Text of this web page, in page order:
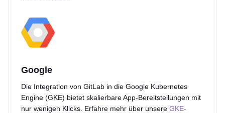
Google
Die Integration von GitLab in die Google Kubernetes
Engine (GKE) bietet skalierbare App-Bereitstellungen mit
nur wenigen Klicks. Erfahre mehr über unsere GKE-